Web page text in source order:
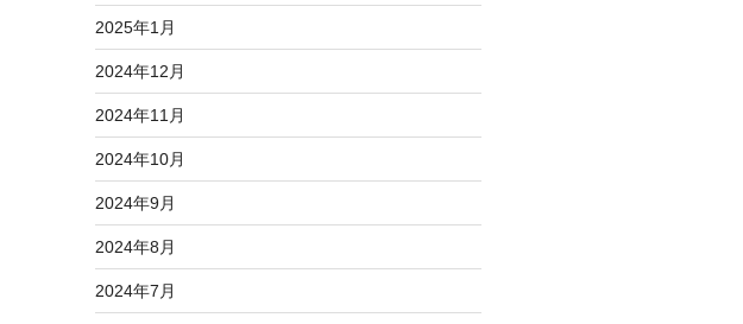
2025年1月
2024年12月
2024年11月
2024年10月
2024年9月
2024年8月
2024年7月